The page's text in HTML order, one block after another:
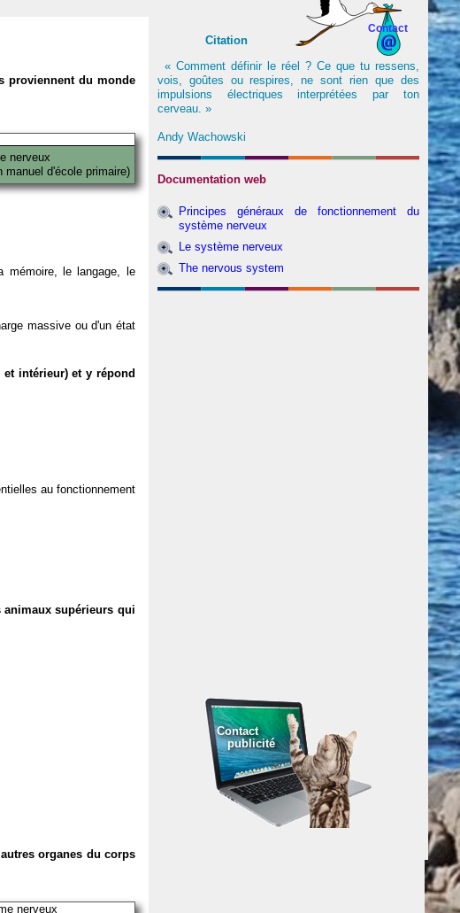
proviennent du monde
nerveux
manuel d'école primaire)
mémoire, le langage, le
massive ou d'un état
intérieur) et y répond
au fonctionnement
animaux supérieurs qui
organes du corps
Contact
Citation
« Comment définir le réel ? Ce que tu ressens,
vois, goûtes ou respires, ne sont rien que des
impulsions électriques interprétées par ton
cerveau. »
Andy Wachowski
Documentation web
Principes généraux de fonctionnement du
système nerveux
Le système nerveux
The nervous system
Contact
publicité